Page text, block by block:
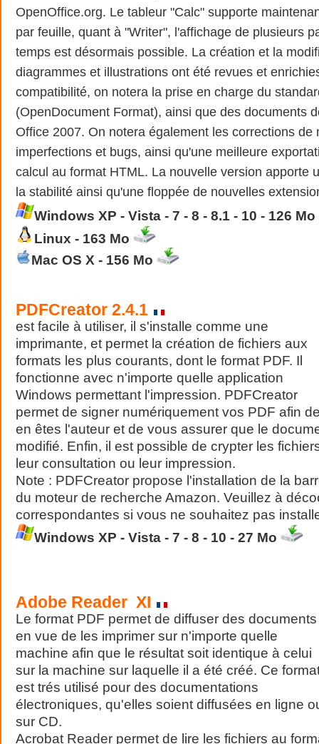
OpenOffice.org. Le tableur "Calc" supporte
par feuille, quant à "Writer", l'affichage de plusieurs
temps est désormais possible. La création et la
diagrammes et illustrations ont été revues et
compatibilité, on notera la prise en charge du
(OpenDocument Format), ainsi que des documents
Office 2007. On notera également les corrections de
imperfections et bugs, ainsi qu'une meilleure
calcul au format HTML. La nouvelle version apporte
la stabilité ainsi qu'une floppée de nouvelles
Windows XP - Vista - 7 - 8 - 8.1 - 10 - 126 Mo
Linux - 163 Mo
Mac OS X - 156 Mo
PDFCreator 2.4.1
est facile à utiliser, il s'installe comme une
imprimante, et permet la création de fichiers aux
formats les plus courants, dont le format PDF. Il
fonctionne avec n'importe quelle application
Windows permettant l'impression. PDFCreator
permet de signer numériquement vos PDF afin
en êtes l'auteur et de vous assurer que le
modifié. Enfin, il est possible de crypter les
leur consultation ou leur impression.
Note : PDFCreator propose l'installation de la
du moteur de recherche Amazon. Veuillez à
correspondantes si vous ne souhaitez pas
Windows XP - Vista - 7 - 8 - 10 - 27 Mo
Adobe Reader XI
Le format PDF permet de diffuser des documents
en vue de les imprimer sur n'importe quelle
machine afin que le résultat soit identique à celui
sur la machine sur laquelle il a été créé. Ce
est trés utilisé pour des documentations
électroniques, qu'elles soient diffusées en ligne
sur CD.
Acrobat Reader permet de lire les fichiers au